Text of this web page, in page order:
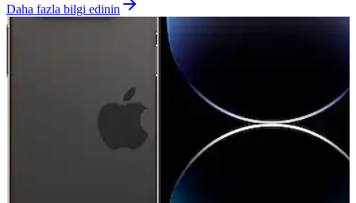
Daha fazla bilgi edinin